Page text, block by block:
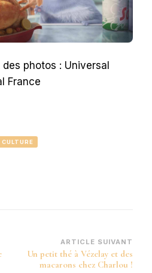
photos : Universal
France
CULTURE
ARTICLE SUIVANT
Un petit thé à Vézelay et des
macarons chez Charlou !